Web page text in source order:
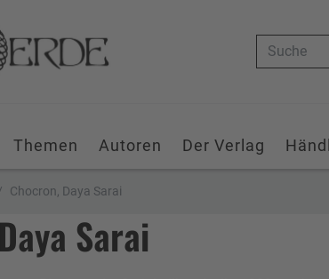
Suche
Themen Autoren Der Verlag
Chocron, Daya Sarai
Sarai